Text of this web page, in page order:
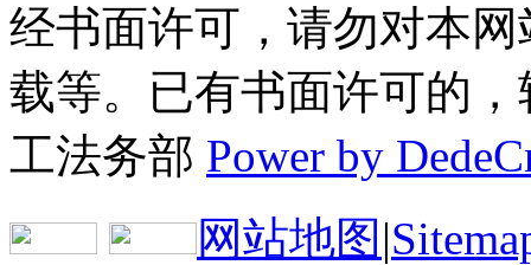
经书面许可，请勿对本
载等。已有书面许可的
工法务部 Power by
网站地图 |